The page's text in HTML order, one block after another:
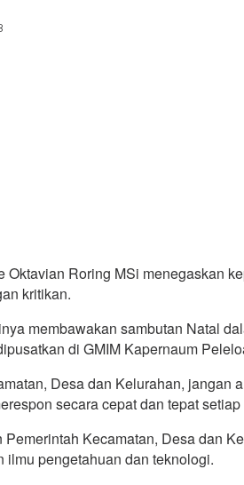
Oktavian Roring MSi menegaskan
kritikan.
membawakan sambutan Natal
di GMIM Kapernaum
Desa dan Kelurahan,
secara cepat dan tepat
Kecamatan, Desa dan
ilmu pengetahuan dan teknologi.